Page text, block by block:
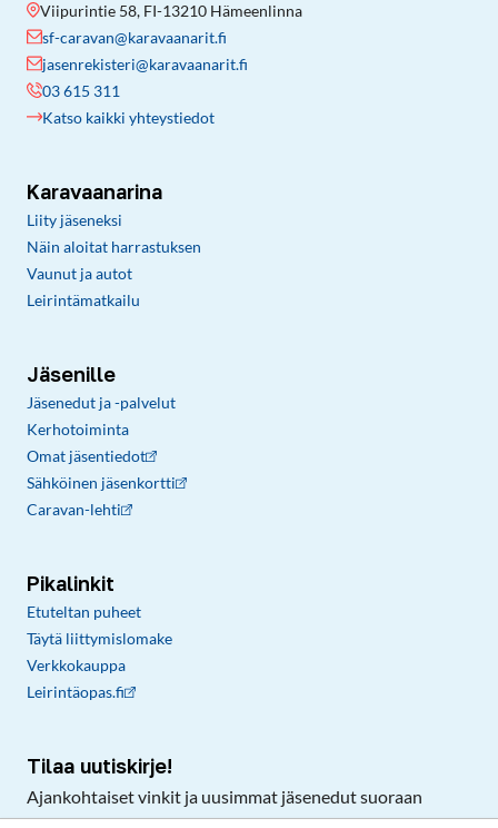
Viipurintie 58, FI-13210 Hämeenlinna
sf-caravan@karavaanarit.fi
jasenrekisteri@karavaanarit.fi
03 615 311
Katso kaikki yhteystiedot
Karavaanarina
Liity jäseneksi
Näin aloitat harrastuksen
Vaunut ja autot
Leirintämatkailu
Jäsenille
Jäsenedut ja -palvelut
Kerhotoiminta
Omat jäsentiedot
Sähköinen jäsenkortti
Caravan-lehti
Pikalinkit
Etuteltan puheet
Täytä liittymislomake
Verkkokauppa
Leirintäopas.fi
Tilaa uutiskirje!
Ajankohtaiset vinkit ja uusimmat jäsenedut suoraan